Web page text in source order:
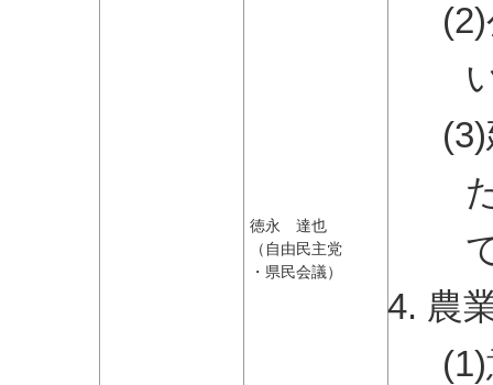
徳永 達也
（自由民主党
・県民会議）
農